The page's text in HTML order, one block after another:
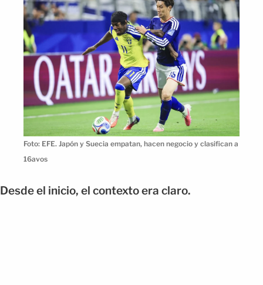
Foto: EFE. Japón y Suecia empatan, hacen negocio y clasifican a
16avos
Desde el inicio, el contexto era claro.